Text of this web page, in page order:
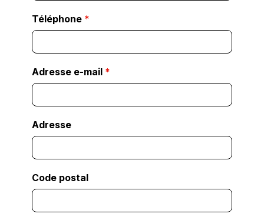
Téléphone *
Adresse e-mail *
Adresse
Code postal